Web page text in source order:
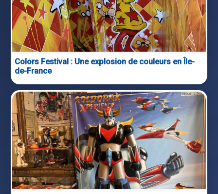
Colors Festival : Une explosion de couleurs en Île-
de-France